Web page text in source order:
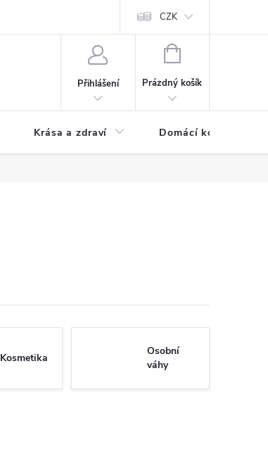
Prohlášení o ochraně osobních údajů
CZK
Přihlášení
NÁKUPNÍ
Prázdný košík
Krása a zdraví Domácí komfort
Kosmetika
Osobní
váhy